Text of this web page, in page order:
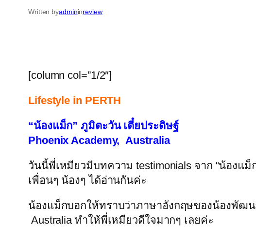
Written byadmininreview
[column col=”1/2″]
Lifestyle in PERTH
“น้องแม็ก” ภูมิตะวัน เตี๋ยประดิษฐ์
Phoenix Academy, Australia
วันนี้พี่เหมียวมีบทความ testimonials จาก “น้องแม็
เพื่อนๆ น้องๆ ได้อ่านกันค่ะ
น้องแม็กบอกให้ทราบว่าภาษาอังกฤษของน้องพัฒน
Australia ทำให้พี่เหมียวดีใจมากๆ เลยค่ะ